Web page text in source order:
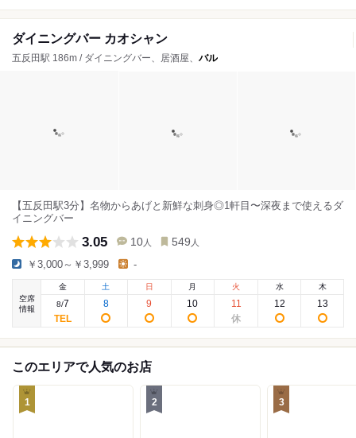
ダイニングバー カオシャン
五反田駅 186m / ダイニングバー、居酒屋、 バル
【五反田駅3分】名物からあげと新鮮な刺身◎1軒目〜深夜まで使えるダ
イニングバー
3.05 10 人 549 人
￥3,000～￥3,999 -
空席
情報
金
8/7
土
8
日
9
月
10
火
11
水
12
木
13
このエリアで人気のお店
1 2 3